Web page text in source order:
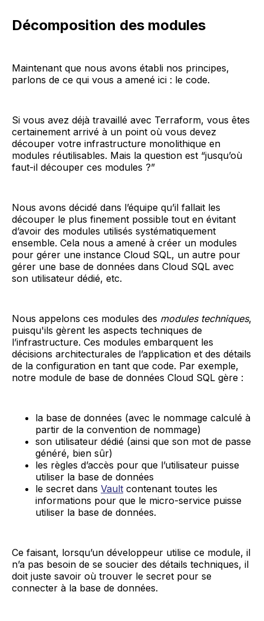
Décomposition des modules
Maintenant que nous avons établi nos principes,
parlons de ce qui vous a amené ici : le code.
Si vous avez déjà travaillé avec Terraform, vous êtes
certainement arrivé à un point où vous devez
découper votre infrastructure monolithique en
modules réutilisables. Mais la question est “jusqu’où
faut-il découper ces modules ?”
Nous avons décidé dans l’équipe qu’il fallait les
découper le plus finement possible tout en évitant
d’avoir des modules utilisés systématiquement
ensemble. Cela nous a amené à créer un modules
pour gérer une instance Cloud SQL, un autre pour
gérer une base de données dans Cloud SQL avec
son utilisateur dédié, etc.
Nous appelons ces modules des modules techniques,
puisqu'ils gèrent les aspects techniques de
l’infrastructure. Ces modules embarquent les
décisions architecturales de l’application et des détails
de la configuration en tant que code. Par exemple,
notre module de base de données Cloud SQL gère :
la base de données (avec le nommage calculé à
partir de la convention de nommage)
son utilisateur dédié (ainsi que son mot de passe
généré, bien sûr)
les règles d’accès pour que l’utilisateur puisse
utiliser la base de données
le secret dans Vault contenant toutes les
informations pour que le micro-service puisse
utiliser la base de données.
Ce faisant, lorsqu’un développeur utilise ce module, il
n’a pas besoin de se soucier des détails techniques, il
doit juste savoir où trouver le secret pour se
connecter à la base de données.